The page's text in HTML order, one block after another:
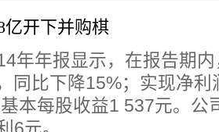
亿开下并购棋
年年报显示，在报告期
同比下降15%；实现净利
本每股收益1 537元。公